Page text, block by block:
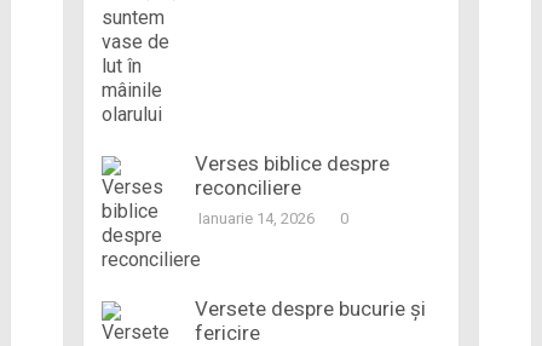
Verses biblice despre
reconciliere
Ianuarie 14, 2026 0
Versete despre bucurie și
fericire